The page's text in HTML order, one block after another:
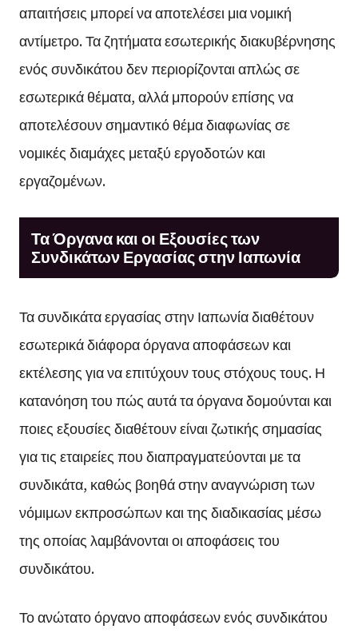
απαιτήσεις μπορεί να αποτελέσει μια νομική
αντίμετρο. Τα ζητήματα εσωτερικής διακυβέρνησης
ενός συνδικάτου δεν περιορίζονται απλώς σε
εσωτερικά θέματα, αλλά μπορούν επίσης να
αποτελέσουν σημαντικό θέμα διαφωνίας σε
νομικές διαμάχες μεταξύ εργοδοτών και
εργαζομένων.
Τα Όργανα και οι Εξουσίες των
Συνδικάτων Εργασίας στην Ιαπωνία
Τα συνδικάτα εργασίας στην Ιαπωνία διαθέτουν
εσωτερικά διάφορα όργανα αποφάσεων και
εκτέλεσης για να επιτύχουν τους στόχους τους. Η
κατανόηση του πώς αυτά τα όργανα δομούνται και
ποιες εξουσίες διαθέτουν είναι ζωτικής σημασίας
για τις εταιρείες που διαπραγματεύονται με τα
συνδικάτα, καθώς βοηθά στην αναγνώριση των
νόμιμων εκπροσώπων και της διαδικασίας μέσω
της οποίας λαμβάνονται οι αποφάσεις του
συνδικάτου.
Το ανώτατο όργανο αποφάσεων ενός συνδικάτου